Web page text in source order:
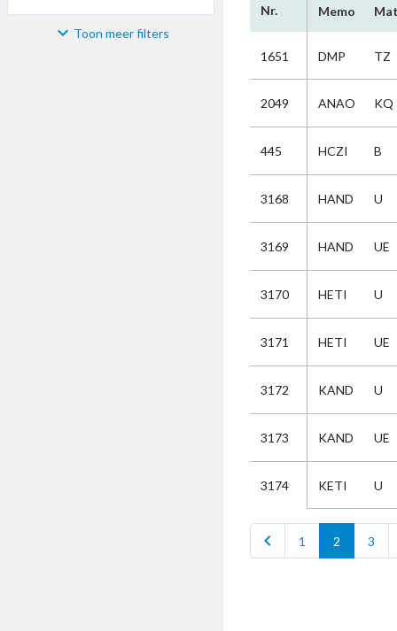
Materiaal Toon meer filters
Nr. Memo
1651 DMP TZ
2049 ANAO KQ
445 HCZI B
3168 HAND U
3169 HAND UE
3170 HETI U
3171 HETI UE
3172 KAND U
3173 KAND UE
3174 KETI U
chevron_left 1 2 3